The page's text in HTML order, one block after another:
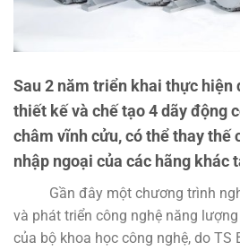
Sau 2 năm triển khai thực hiện
thiết kế và chế tạo 4 dãy động
châm vĩnh cửu, có thể thay thế
nhập ngoại của các hãng khác
Gần đây một chương trình
và phát triển công nghệ năng
của bộ khoa học công nghệ, do